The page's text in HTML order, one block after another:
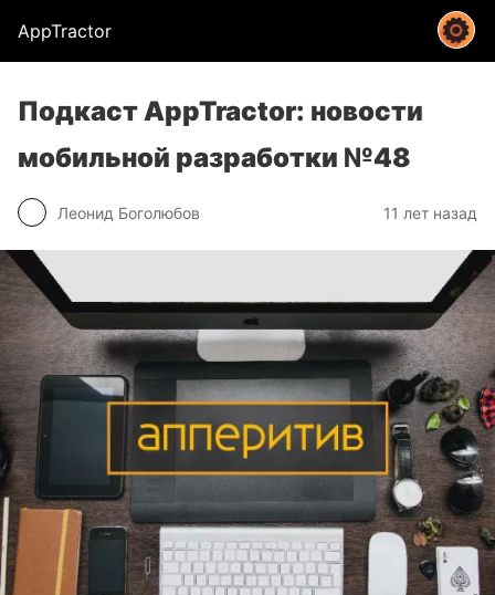
AppTractor
Подкаст AppTractor: новости
мобильной разработки №48
Леонид Боголюбов 11 лет назад